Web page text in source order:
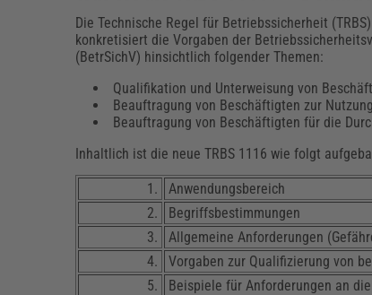
Die Technische Regel für Betriebssicherheit
konkretisiert die Vorgaben der
(BetrSichV) hinsichtlich folgender Themen:
Qualifikation und Unterweisung von
Beauftragung von Beschäftigten zur
Beauftragung von Beschäftigten für die
Inhaltlich ist die neue TRBS 1116 wie folgt
1.
Anwendungsbereich
2.
Begriffsbestimmungen
3.
Allgemeine Anforderungen
4.
Vorgaben zur Qualifizierung von
5.
Beispiele für Anforderungen an